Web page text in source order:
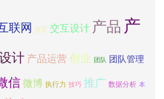
联网 交互 交互设计 产品 产
计 产品运营 创业 团队 团队管理
信 微博 执行力 技巧 推广 数据分析 本